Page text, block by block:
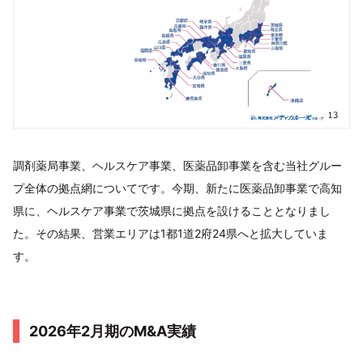
調剤薬局事業、ヘルスケア事業、医薬品卸事業を含む当社グルー
プ全体の拠点網についてです。今期、新たに医薬品卸事業で高知
県に、ヘルスケア事業で茨城県に拠点を設けることとなりまし
た。その結果、営業エリアは1都1道2府24県へと拡大していま
す。
2026年2月期のM&A実績